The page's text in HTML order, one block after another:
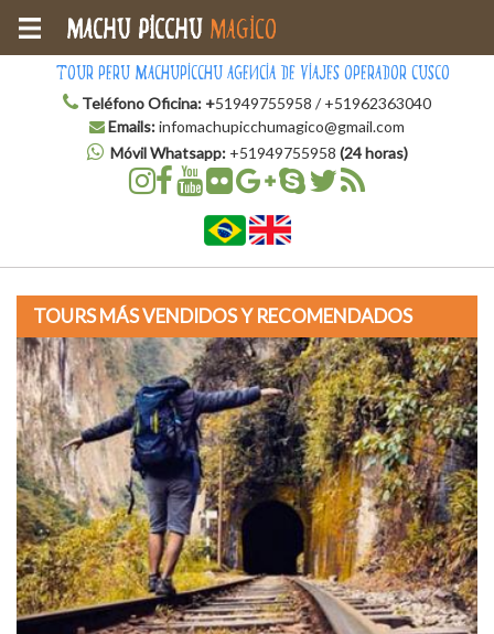
Tour Peru Machupicchu Agencia de Viajes Operador Cusco
Teléfono Oficina: +51949755958 / +51962363040
Emails:infomachupicchumagico@gmail.com
Móvil Whatsapp:+51949755958 (24 horas)
Machu Picchu Magico
TOURS MÁS VENDIDOS Y RECOMENDADOS